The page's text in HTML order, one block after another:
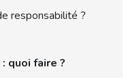
responsabilité ?
quoi faire ?